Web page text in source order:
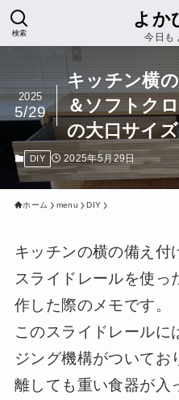
よか
今日も
検索
キッチン横
＆ソフトク
の大口サイ
2025
5/29
DIY 2025年5月29日
ホーム menu DIY
キッチンの横の備え付
スライドレールを使っ
作した際のメモです。
このスライドレールに
ジング機構がついてお
離しても重い食器が入